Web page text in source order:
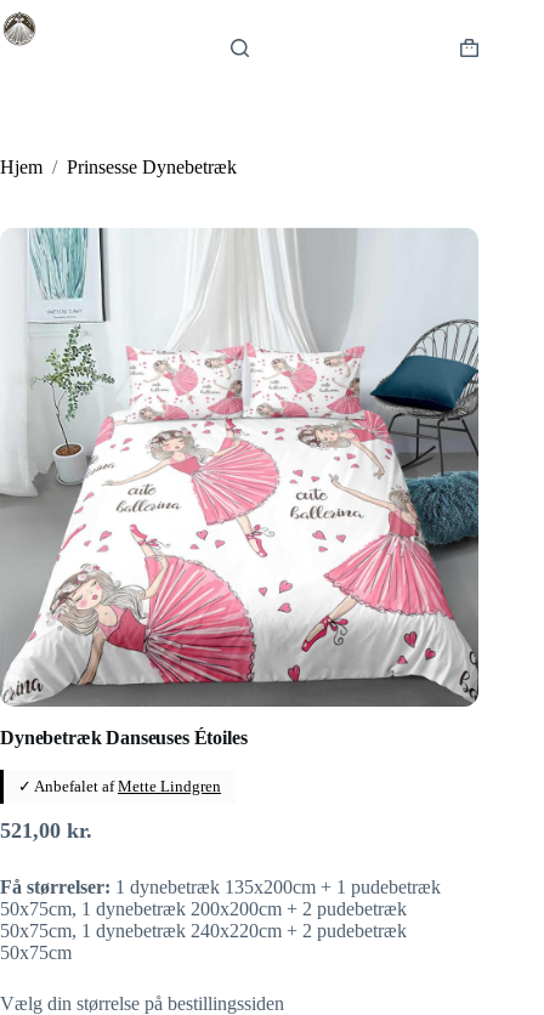
Fortsæt
til
indhold
Hjem / Prinsesse Dynebetræk
Dynebetræk Danseuses Étoiles
✓ Anbefalet afMette Lindgren
521,00 kr.
Få størrelser: 1 dynebetræk 135x200cm + 1 pudebetræk
50x75cm, 1 dynebetræk 200x200cm + 2 pudebetræk
50x75cm, 1 dynebetræk 240x220cm + 2 pudebetræk
50x75cm
Vælg din størrelse på bestillingssiden